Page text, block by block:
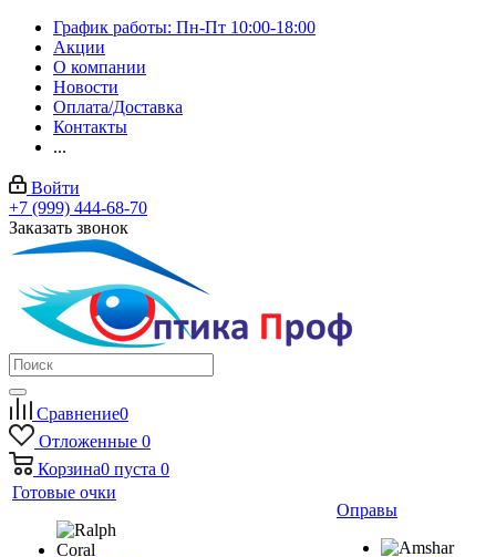
График работы: Пн-Пт 10:00-18:00
Акции
О компании
Новости
Оплата/Доставка
Контакты
...
Войти
+7 (999) 444-68-70
Заказать звонок
Сравнение0
Отложенные 0
Корзина0 пуста 0
Готовые очки
Оправы